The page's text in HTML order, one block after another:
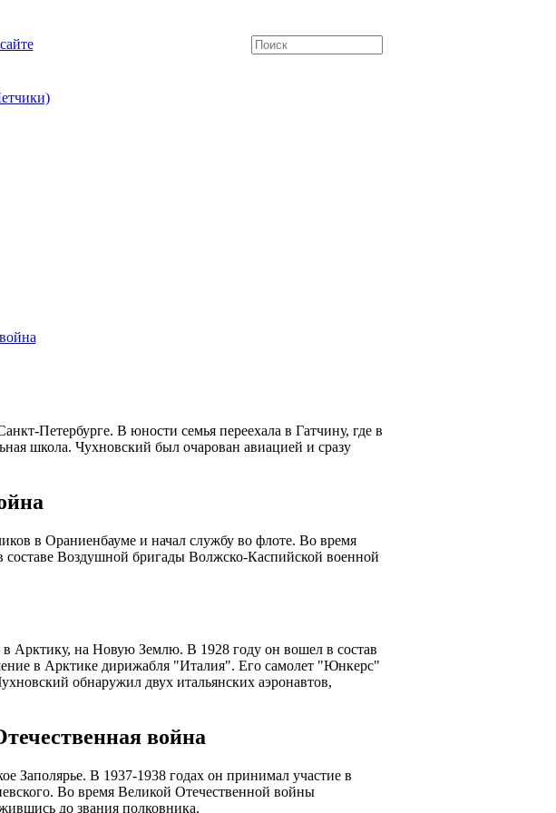
Петербурге. В юности семья переехала в Гатчину, где в
школа. Чухновский был очарован авиацией и сразу
в Ораниенбауме и начал службу во флоте. Во время
Воздушной бригады Волжско-Каспийской военной
Арктику, на Новую Землю. В 1928 году он вошел в состав
в Арктике дирижабля "Италия". Его самолет "Юнкерс"
обнаружил двух итальянских аэронавтов,
война
Заполярье. В 1937-1938 годах он принимал участие в
Во время Великой Отечественной войны
до звания полковника.